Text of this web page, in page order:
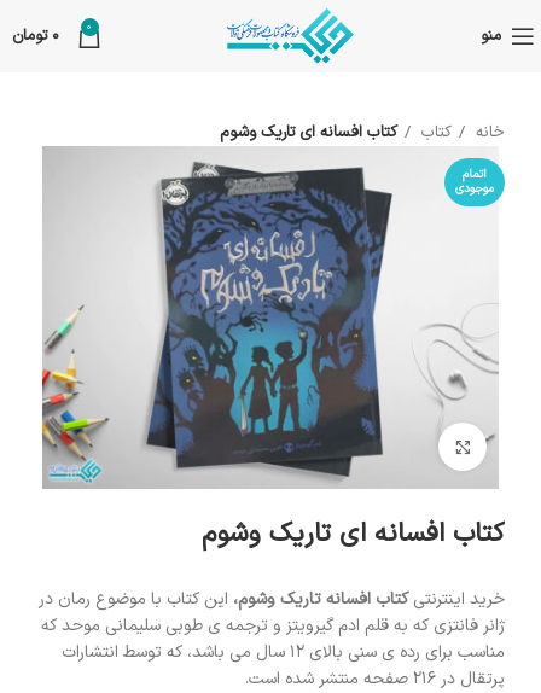
منو 0
0 تومان
خانه کتاب کتاب افسانه ای تاریک وشوم
اتمام
موجودی
بزرگنمایی تصویر
کتاب افسانه ای تاریک وشوم
خرید اینترنتیکتاب افسانه تاریک وشوم، این کتاب با موضوع رمان در
ژانر فانتزی که به قلم ادم گیرویتز و ترجمه ی طوبی سلیمانی موحد که
مناسب برای رده ی سنی بالای 12 سال می باشد، که توسط انتشارات
پرتقال در 216 صفحه منتشر شده است.